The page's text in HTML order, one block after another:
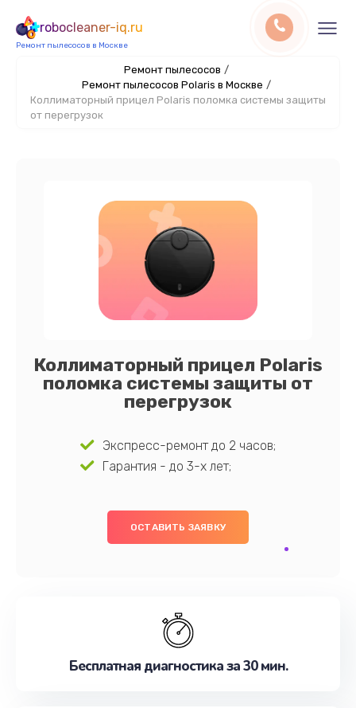
robocleaner-iq.ru
Ремонт пылесосов в Москве
Ремонт пылесосов /
Ремонт пылесосов Polaris в Москве /
Коллиматорный прицел Polaris поломка системы защиты
от перегрузок
Коллиматорный прицел Polaris
поломка системы защиты от
перегрузок
Экспресс-ремонт до 2 часов;
Гарантия - до 3-х лет;
ОСТАВИТЬ ЗАЯВКУ
Бесплатная диагностика за 30 мин.